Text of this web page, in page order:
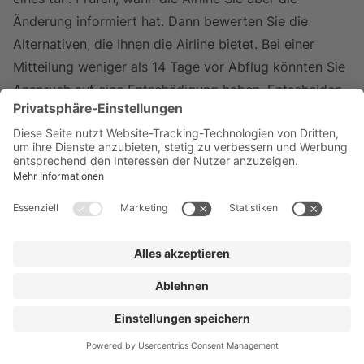
Änderung informiert hat. Dann bewerten Sie die
Alternativen, die Ihnen die Airline bietet. Bei einer
Mitteilung weniger als 14 Tage vor Abflug könnten Sie
Anspruch auf eine Entschädigung haben. Entscheiden
Sie, ob Sie den Ersatzflug annehmen möchten oder,
falls die Umbuchung für Sie unzumutbar ist, die
Erstattung des vollen Ticketpreises verlangen können.
Grundsätzlich gilt, dass Fluggäste, die von einer Flug-
Umbuchung betroffen sind und einen
bestätigte Buchung für den ursprünglichen Flug
Kann ich mir selbst einen
Ersatzflug buchen?